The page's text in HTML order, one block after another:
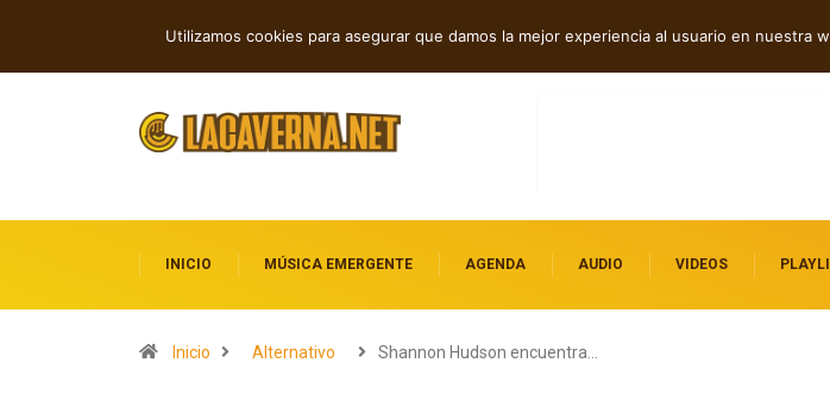
INICIO MÚSICA EMERGENTE AGENDA AUDIO VIDEOS
Inicio Alternativo Shannon Hudson encuentra…
Utilizamos cookies para asegurar que damos la mejor experiencia al usuario en